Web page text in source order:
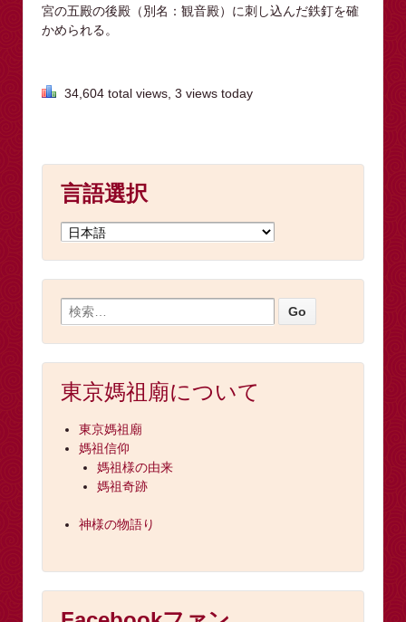
宮の五殿の後殿（別名：観音殿）に刺し込んだ鉄釘を確
かめられる。
34,604 total views, 3 views today
言語選択
東京媽祖廟について
東京媽祖廟
媽祖信仰
媽祖様の由来
媽祖奇跡
神様の物語り